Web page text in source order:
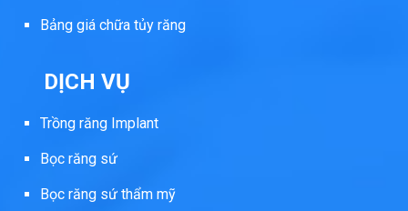
Bảng giá chữa tủy răng
DỊCH VỤ
Trồng răng Implant
Bọc răng sứ
Bọc răng sứ thẩm mỹ